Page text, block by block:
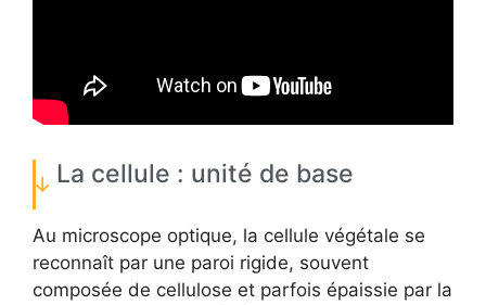
La cellule : unité de base
Au microscope optique, la cellule végétale se
reconnaît par une paroi rigide, souvent
composée de cellulose et parfois épaissie par la